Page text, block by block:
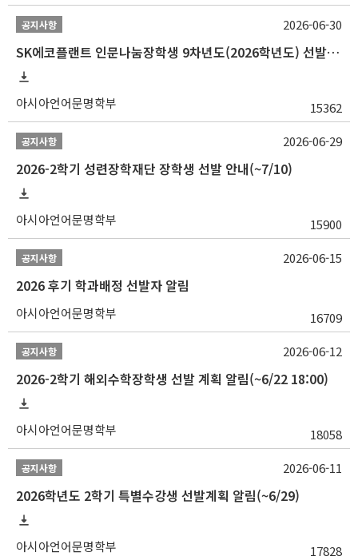
공지사항
SK에코플랜트 인문나눔장학생 9차년도(2026학년도) 선발 안내(~7/20)
아시아언어문명학부 15362
2026-06-30
공지사항
2026-2학기 성련장학재단 장학생 선발 안내(~7/10)
아시아언어문명학부 15900
2026-06-29
공지사항
2026 후기 학과배정 선발자 알림
아시아언어문명학부 16709
2026-06-15
공지사항
2026-2학기 해외수학장학생 선발 계획 알림(~6/22 18:00)
아시아언어문명학부 18058
2026-06-12
공지사항
2026학년도 2학기 특별수강생 선발계획 알림(~6/29)
아시아언어문명학부 17828
2026-06-11